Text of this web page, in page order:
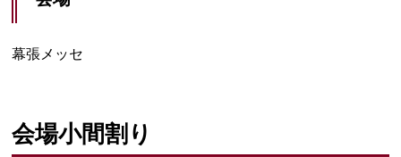
幕張メッセ
会場小間割り